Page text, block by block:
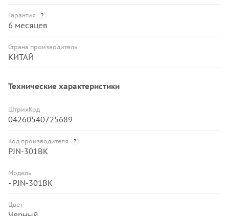
Гарантия ?
6 месяцев
Страна производитель
КИТАЙ
Технические характеристики
ШтрихКод
04260540725689
Код производителя ?
PJN-301BK
Модель
- PJN-301BK
Цвет